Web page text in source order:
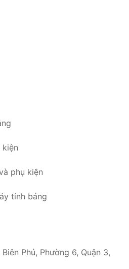
kiện
phụ kiện
tính bảng
Phủ, Phường 6, Quận 3,